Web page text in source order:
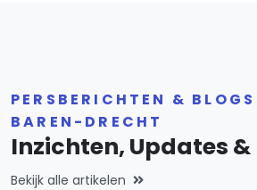
PERSBERICHTEN & BLOGS
BAREN-DRECHT
Inzichten, Updates &
Bekijk alle artikelen